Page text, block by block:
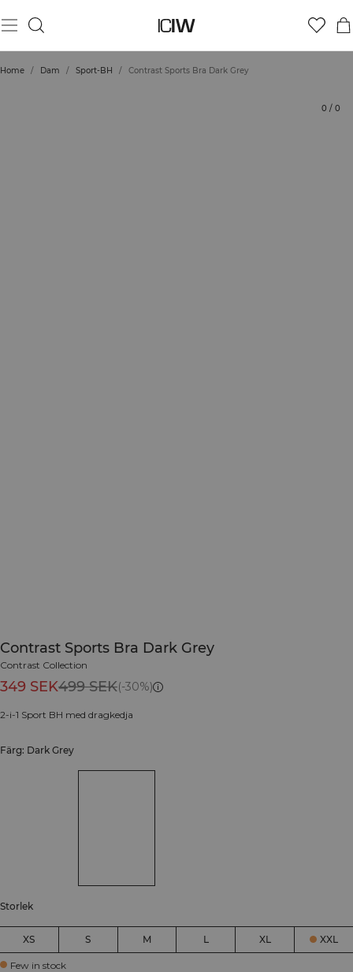
Home / Dam / Sport-BH / Contrast Sports Bra Dark Grey
0 / 0
Contrast Sports Bra Dark Grey
Contrast Collection
349 SEK499 SEK(-30%)
2-i-1 Sport BH med dragkedja
Färg: Dark Grey
Storlek
XS S M L XL XXL
Few in stock